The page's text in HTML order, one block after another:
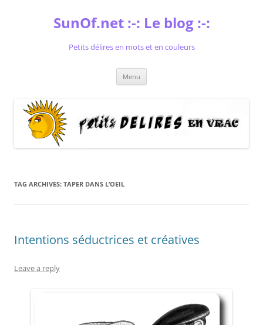
SunOf.net :-: Le blog :-:
Petits délires en mots et en couleurs
Menu
TAG ARCHIVES: TAPER DANS L’OEIL
Intentions séductrices et créatives
Leave a reply